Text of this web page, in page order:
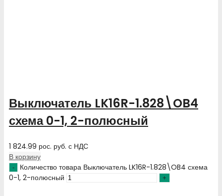
Выключатель LK16R-1.828\OB4
схема 0-1, 2-полюсный
1 824.99 рос. руб. с НДС
В корзину
Количество товара Выключатель LK16R-1.828\OB4 схема
0-1, 2-полюсный